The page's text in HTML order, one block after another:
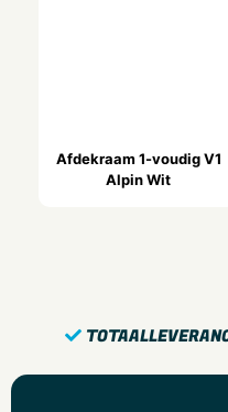
0.01 mtr
8 Millimeter
Diameter boring (gaten)
Afdekraam 1-voudig V1
Alpin Wit